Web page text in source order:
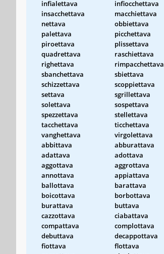
infialettava
infiocchettava
insacchettava
macchiettava
nettava
obbiettava
palettava
picchettava
piroettava
plissettava
quadrettava
raschiettava
righettava
rimpacchettava
sbanchettava
sbiettava
schizzettava
scoppiettava
settava
sgrillettava
solettava
sospettava
spezzettava
stellettava
tacchettava
ticchettava
vanghettava
virgolettava
abbittava
abburattava
adattava
adottava
aggottava
aggrottava
annottava
appiattava
ballottava
barattava
boicottava
borbottava
burattava
buttava
cazzottava
ciabattava
compattava
complottava
debuttava
decappottava
fiottava
flottava